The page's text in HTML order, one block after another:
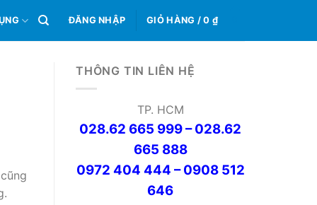
ĐĂNG NHẬP GIỎ HÀNG /0 ₫
THÔNG TIN LIÊN HỆ
TP. HCM
028.62 665 999 – 028.62
665 888
0972 404 444 – 0908 512
646